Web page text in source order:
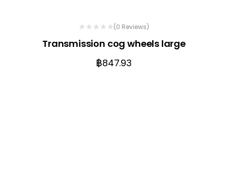
(0 Reviews)
Transmission cog wheels large
฿847.93